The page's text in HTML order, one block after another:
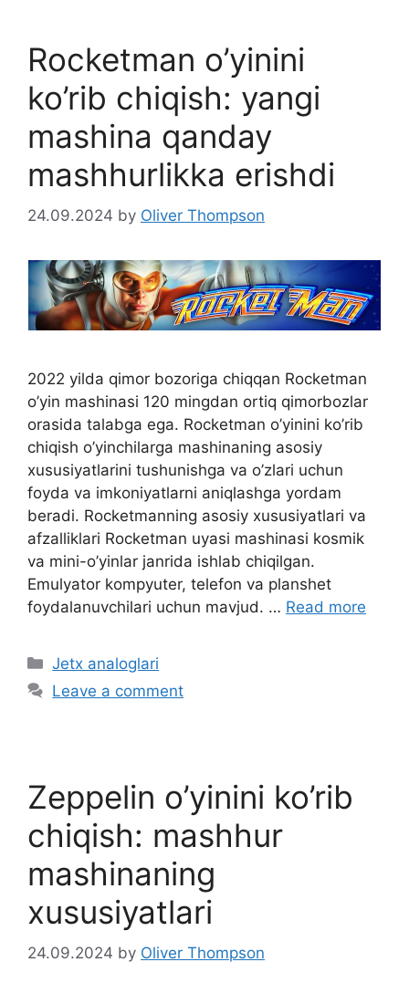
r
e
s
Rocketman o’yinini
ko’rib chiqish: yangi
mashina qanday
mashhurlikka erishdi
24.09.2024 by Oliver Thompson
2022 yilda qimor bozoriga chiqqan Rocketman
o’yin mashinasi 120 mingdan ortiq qimorbozlar
orasida talabga ega. Rocketman o’yinini ko’rib
chiqish o’yinchilarga mashinaning asosiy
xususiyatlarini tushunishga va o’zlari uchun
foyda va imkoniyatlarni aniqlashga yordam
beradi. Rocketmanning asosiy xususiyatlari va
afzalliklari Rocketman uyasi mashinasi kosmik
va mini-o’yinlar janrida ishlab chiqilgan.
Emulyator kompyuter, telefon va planshet
foydalanuvchilari uchun mavjud. … Read more
C
a
r
e
s
Jetx analoglari
Leave a comment
Zeppelin o’yinini ko’rib
chiqish: mashhur
mashinaning
xususiyatlari
24.09.2024 by Oliver Thompson